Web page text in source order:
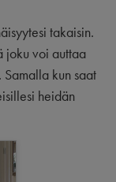
takaisin.
joku voi auttaa
kun saat
heidän